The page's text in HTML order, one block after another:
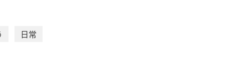
日常